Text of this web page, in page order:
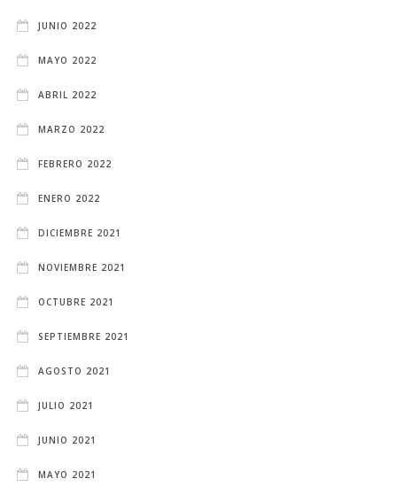
JUNIO 2022
MAYO 2022
ABRIL 2022
MARZO 2022
FEBRERO 2022
ENERO 2022
DICIEMBRE 2021
NOVIEMBRE 2021
OCTUBRE 2021
SEPTIEMBRE 2021
AGOSTO 2021
JULIO 2021
JUNIO 2021
MAYO 2021